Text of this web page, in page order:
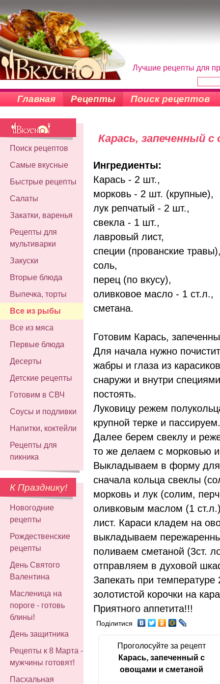
Лучшие рецепты для
Главная Рецепты Поиск рецептов
Поиск рецептов
Самые вкусные
Быстрые рецепты
Салаты
Закатки, варенья
Рецепты для
мультиварки
Закуски
Вторые блюда
Выпечка, торты
Все из рыбы
Все из мяса
Первые блюда
Десерты
Детские рецепты
Готовим в СВЧ
Соусы и подливки
Напитки, коктейли
Рецепты для
пикника
К Празднику!
Новогодние
рецепты
Рождественские
рецепты
День Святого
Валентина
Масленица на
пороге - готовь
блины!
День защитника
Рецепты к 8 Марта -
мужчины готовят!
Пасхальная
Карась, запеченный
Ингредиенты:
Карась - 2 шт.,
морковь - 2 шт. (крупные),
лук репчатый - 2 шт.,
свекла - 1 шт.,
лавровый лист,
специи (прованские
соль,
перец (по вкусу),
оливковое масло - 1 ст.л.,
сметана.
Готовим Карась,
Для начала нужно
жабры и глаза из
снаружи и внутри
постоять.
Луковицу режем
крупной терке и пассируем.
Далее берем свеклу и
то же делаем с морковью
Выкладываем в форму
сначала кольца свеклы
морковь и лук (солим,
оливковым маслом (1
лист. Караси кладем на
выкладываем
поливаем сметаной (3ст.
отправляем в духовой
Запекать при температуре
золотистой корочки на
Приятного аппетита!!!
Поділитися
Проголосуйте за рецепт
Карась, запеченный с
овощами и сметаной